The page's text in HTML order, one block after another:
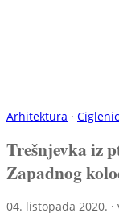
Arhitektura ·
Trešnjevka iz
Zapadnog
04. listopada 2020. ·